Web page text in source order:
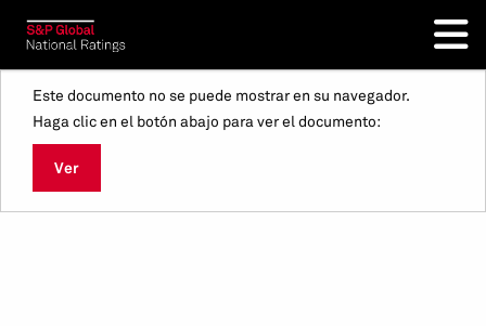
Este documento no se puede mostrar en su navegador.
Haga clic en el botón abajo para ver el documento:
Ver